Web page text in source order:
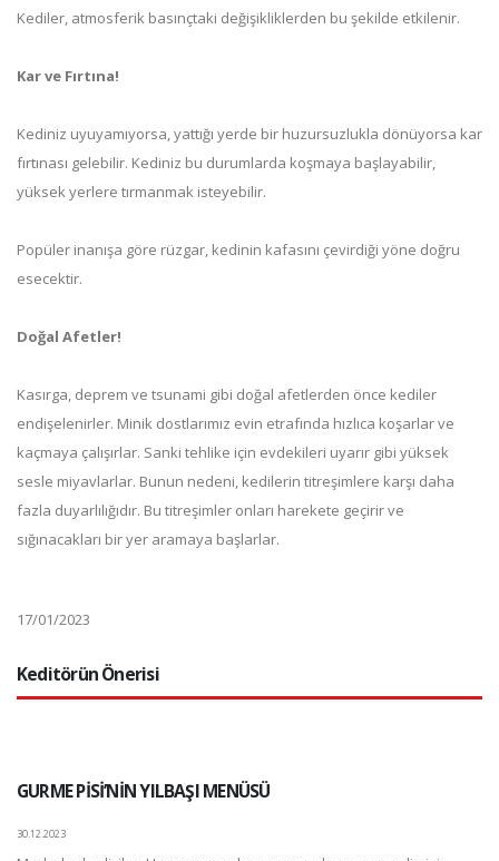
Kediler, atmosferik basınçtaki değişikliklerden bu şekilde etkilenir.
Kar ve Fırtına!
Kediniz uyuyamıyorsa, yattığı yerde bir huzursuzlukla dönüyorsa kar
fırtınası gelebilir. Kediniz bu durumlarda koşmaya başlayabilir,
yüksek yerlere tırmanmak isteyebilir.
Popüler inanışa göre rüzgar, kedinin kafasını çevirdiği yöne doğru
esecektir.
Doğal Afetler!
Kasırga, deprem ve tsunami gibi doğal afetlerden önce kediler
endişelenirler. Minik dostlarımız evin etrafında hızlıca koşarlar ve
kaçmaya çalışırlar. Sanki tehlike için evdekileri uyarır gibi yüksek
sesle miyavlarlar. Bunun nedeni, kedilerin titreşimlere karşı daha
fazla duyarlılığıdır. Bu titreşimler onları harekete geçirir ve
sığınacakları bir yer aramaya başlarlar.
17/01/2023
Keditörün Önerisi
GURME PİSİ’NİN YILBAŞI MENÜSÜ
30.12.2023